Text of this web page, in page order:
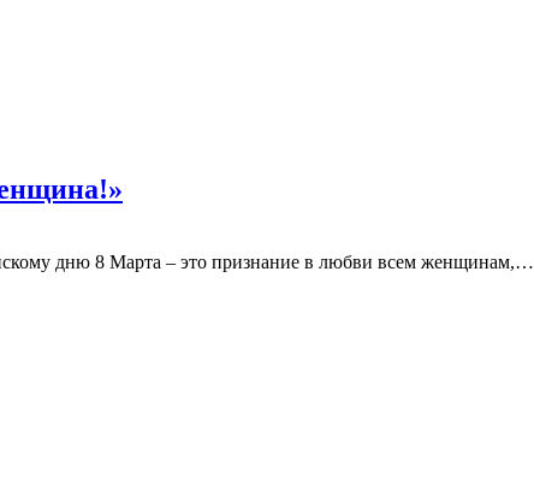
дню 8 Марта – это признание в любви всем женщинам,…